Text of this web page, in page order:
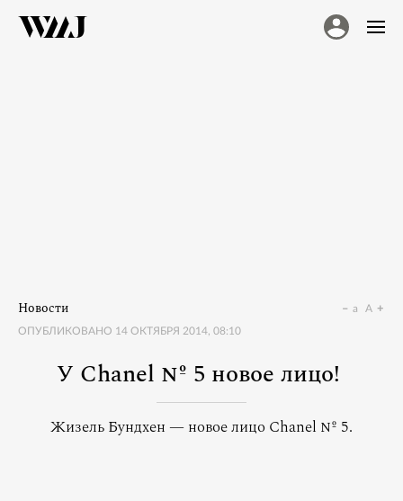
Новости
ОПУБЛИКОВАНО 14 ОКТЯБРЯ 2014, 08:10
a A
У Chanel № 5 новое лицо!
Жизель Бундхен — новое лицо Chanel № 5.